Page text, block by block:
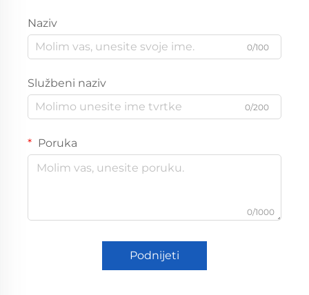
Naziv
0/100
Službeni naziv
0/200
Poruka
0/1000
Podnijeti